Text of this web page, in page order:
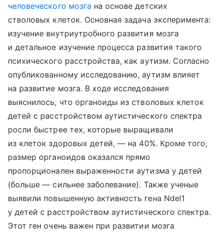
человеческого мозга на основе детских
стволовых клеток. Основная задача эксперимента:
изучение внутриутробного развития мозга
и детальное изучение процесса развития такого
психического расстройства, как аутизм. Согласно
опубликованному исследованию, аутизм влияет
на развитие мозга. В ходе исследования
выяснилось, что органоиды из стволовых клеток
детей с расстройством аутистического спектра
росли быстрее тех, которые выращивали
из клеток здоровых детей, — на 40%. Кроме того,
размер органоидов оказался прямо
пропорционален выраженности аутизма у детей
(больше — сильнее заболевание). Также ученые
выявили повышенную активность гена Ndel1
у детей с расстройством аутистического спектра.
Этот ген очень важен при развитии мозга